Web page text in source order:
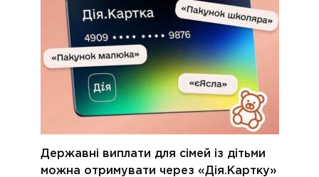
Державні виплати для сімей із дітьми
можна отримувати через «Дія.Картку»